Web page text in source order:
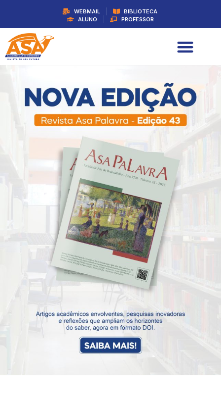
WEBMAIL
BIBLIOTECA
ALUNO
PROFESSOR